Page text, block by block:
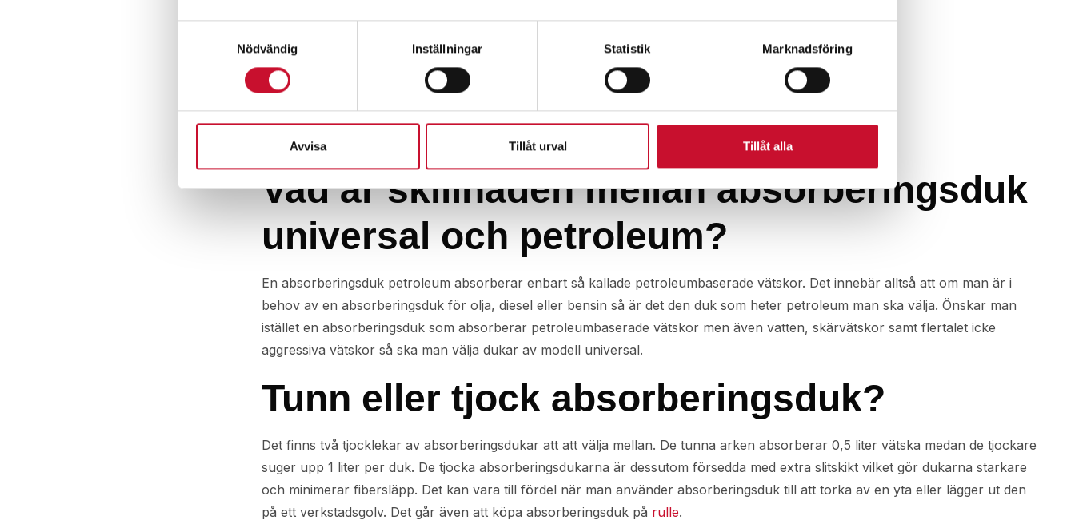
Nödvändig
Inställningar Statistik Marknadsföring
Avvisa Tillåt urval Tillåt alla
universal 40×50 tunn
12.00
Exkl.
moms
universal 40×50 tjock +
moms
Vad är skillnaden mellan absorberingsduk
universal och petroleum?
En absorberingsduk petroleum absorberar enbart så kallade petroleumbaserade vätskor. Det innebär alltså att om man är i
behov av en absorberingsduk för olja, diesel eller bensin så är det den duk som heter petroleum man ska välja. Önskar man
istället en absorberingsduk som absorberar petroleumbaserade vätskor men även vatten, skärvätskor samt flertalet icke
aggressiva vätskor så ska man välja dukar av modell universal.
Tunn eller tjock absorberingsduk?
Det finns två tjocklekar av absorberingsdukar att att välja mellan. De tunna arken absorberar 0,5 liter vätska medan de tjockare
suger upp 1 liter per duk. De tjocka absorberingsdukarna är dessutom försedda med extra slitskikt vilket gör dukarna starkare
och minimerar fibersläpp. Det kan vara till fördel när man använder absorberingsduk till att torka av en yta eller lägger ut den
på ett verkstadsgolv. Det går även att köpa absorberingsduk på rulle.